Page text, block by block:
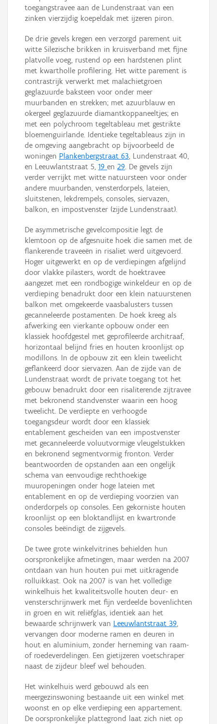
toegangstravee aan de Lundenstraat van een
zinken vierzijdig koepeldak met ijzeren piron.
De drie gevels kregen een verzorgd parement uit
witte Silezische brikken in kruisverband met fijne
platvolle voeg, rustend op een hardstenen plint
met kwartholle profilering. Het witte parement is
contrastrijk verwerkt met malachietgroen
geglazuurde baksteen voor onder meer
muurbanden en strekken; met azuurblauw en
okergeel geglazuurde diamantkoppaneeltjes; en
met een polychroom tegeltableau met gestrikte
bloemenguirlande. Identieke tegeltableaus zijn in
de omgeving aangebracht op bijvoorbeeld de
woningen Plankenbergstraat 63, Lundenstraat 40,
en Leeuwlantstraat 5, 19 en 29. De gevels zijn
verder verrijkt met witte natuursteen voor onder
andere muurbanden, vensterdorpels, lateien,
sluitstenen, lekdrempels, consoles, siervazen,
balkon, en impostvenster (zijde Lundenstraat).
De asymmetrische gevelcompositie legt de
klemtoon op de afgesnuite hoek die samen met de
flankerende traveeën in risaliet werd uitgevoerd.
Hoger uitgewerkt en op de verdiepingen afgelijnd
door vlakke pilasters, wordt de hoektravee
aangezet met een rondbogige winkeldeur en op de
verdieping benadrukt door een klein natuurstenen
balkon met omgekeerde vaasbalusters tussen
gecanneleerde postamenten. De hoek kreeg als
afwerking een vierkante opbouw onder een
klassiek hoofdgestel met geprofileerde architraaf,
horizontaal belijnd fries en houten kroonlijst op
modillons. In de opbouw zit een klein tweelicht
geflankeerd door siervazen. Aan de zijde van de
Lundenstraat wordt de private toegang tot het
gebouw benadrukt door een risaliterende zijtravee
met bekronend standvenster waarin een hoog
tweelicht. De verdiepte en verhoogde
toegangsdeur wordt door een klassiek
entablement gescheiden van een impostvenster
met gecanneleerde voluutvormige vleugelstukken
en bekronend segmentvormig fronton. Verder
beantwoorden de opstanden aan een ongelijk
schema van eenvoudige rechthoekige
muuropeningen onder hoge lateien met
entablement en op de verdieping voorzien van
onderdorpels op consoles. Een gekorniste houten
kroonlijst op een bloktandlijst en kwartronde
consoles beëindigt de zijgevels.
De twee grote winkelvitrines behielden hun
oorspronkelijke afmetingen, maar werden na 2007
ontdaan van hun houten pui met uitkragende
rolluikkast. Ook na 2007 is van het volledige
winkelhuis het kwaliteitsvolle houten deur- en
vensterschrijnwerk met fijn verdeelde bovenlichten
in groen en wit reliëfglas, identiek aan het
bewaarde schrijnwerk van Leeuwlantstraat 39,
vervangen door moderne ramen en deuren in
hout en aluminium, zonder herneming van raam-
of roedeverdelingen. Een gietijzeren voetschraper
naast de zijdeur bleef wel behouden.
Het winkelhuis werd gebouwd als een
meergezinswoning bestaande uit een winkel met
woonst en op elke verdieping een appartement.
De oorspronkelijke plattegrond laat zich niet op